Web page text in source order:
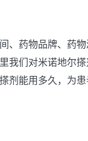
、药物品牌、药物
我们对米诺地尔搽
剂能用多久，为患